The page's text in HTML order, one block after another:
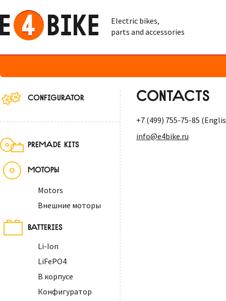
Electric bikes,
parts and accessories
CONFIGURATOR
PREMADE KITS
МОТОРЫ
Motors
Внешние моторы
BATTERIES
Li-Ion
LiFePO4
В корпусе
Конфигуратор
CONTACTS
+7 (499) 755-75-85
info@e4bike.ru